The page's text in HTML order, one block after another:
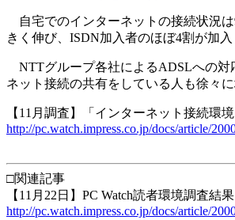
自宅でのインターネットの接続状況
きく伸び、ISDN加入者のほぼ4割が加入
NTTグループ各社によるADSLへの対
ネット接続の共有をしている人も徐々に
【11月調査】「インターネット接続環境
http://pc.watch.impress.co.jp/docs/article/
□関連記事
【11月22日】PC Watch読者環境調査結果
http://pc.watch.impress.co.jp/docs/article/